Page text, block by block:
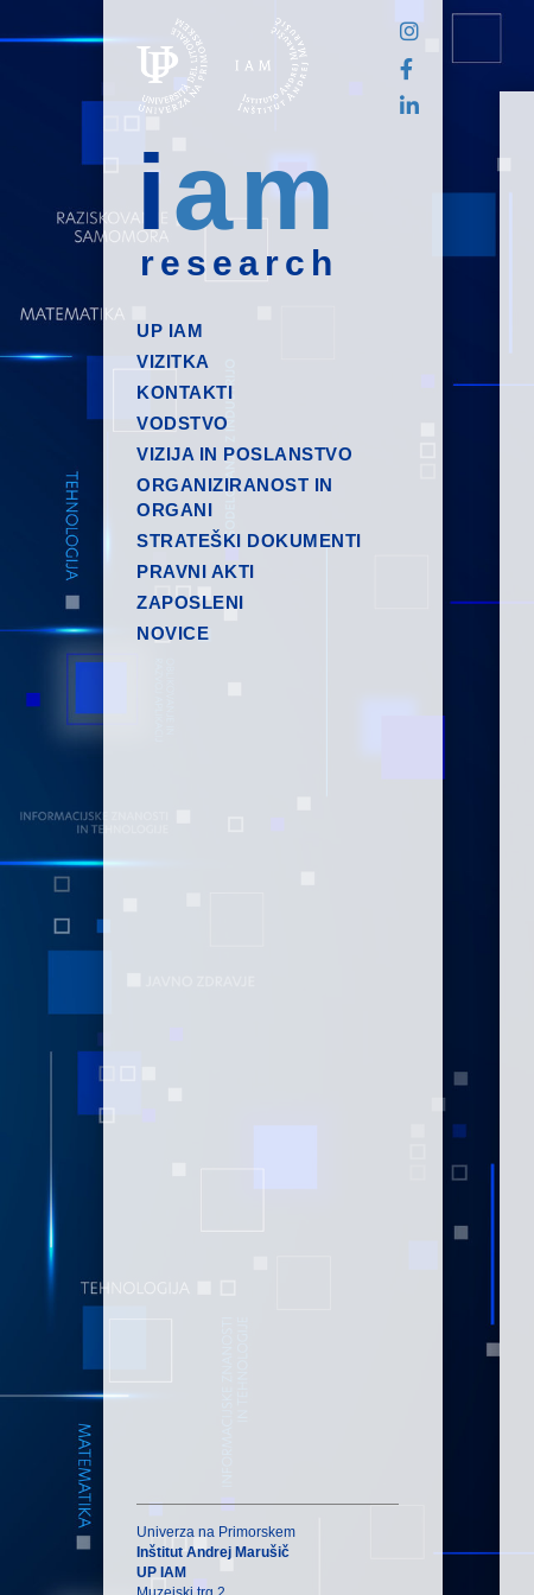
iam
research
UP IAM
VIZITKA
KONTAKTI
VODSTVO
VIZIJA IN POSLANSTVO
ORGANIZIRANOST IN
ORGANI
STRATEŠKI DOKUMENTI
PRAVNI AKTI
ZAPOSLENI
NOVICE
Univerza na Primorskem
Inštitut Andrej Marušič
UP IAM